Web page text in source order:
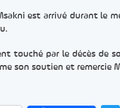
est arrivé durant le
touché par le décès de
son soutien et remercie